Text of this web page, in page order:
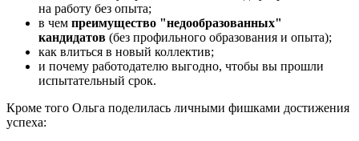
на работу без опыта;
в чем преимущество "недообразованных"
кандидатов (без профильного образования и опыта);
как влиться в новый коллектив;
и почему работодателю выгодно, чтобы вы прошли
испытательный срок.
Кроме того Ольга поделилась личными фишками достижения
успеха: